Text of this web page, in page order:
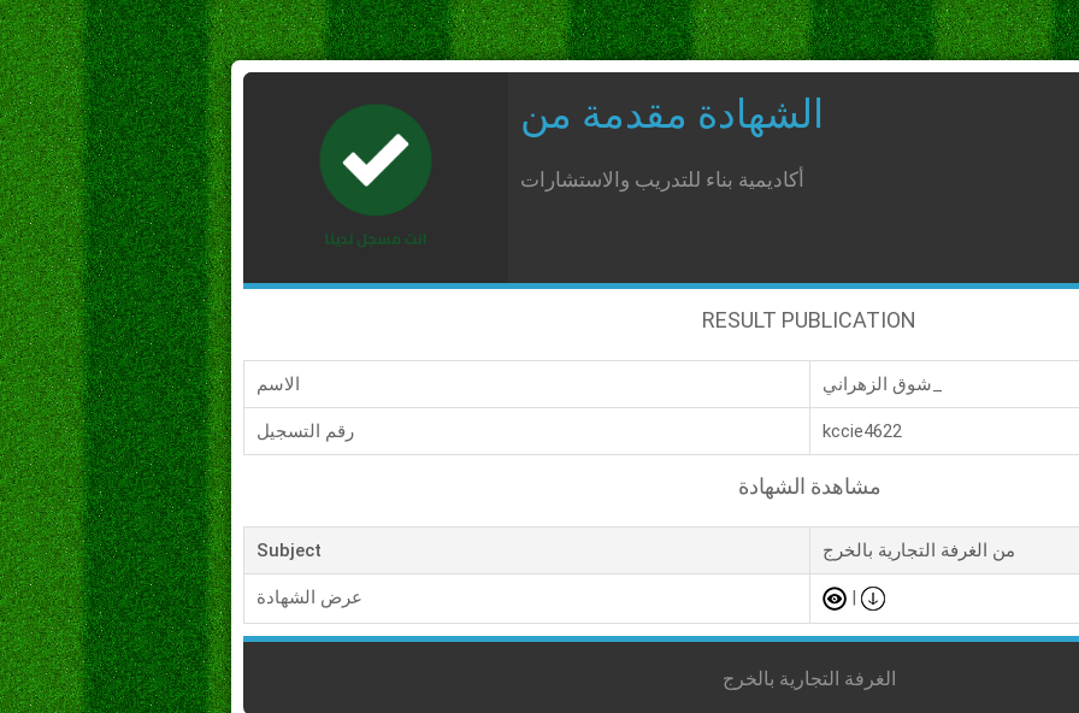
الشهادة مقدمة من
أكاديمية بناء للتدريب والاستشارات
RESULT PUBLICATION
الاسم
رقم التسجيل kccie4622
مشاهدة الشهادة
Subject من الغرفة التجارية بالخرج
عرض الشهادة |
الغرفة التجارية بالخرج